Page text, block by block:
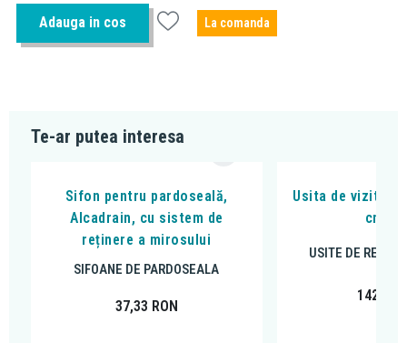
Adauga in cos La comanda
Te-ar putea interesa
Sifon pentru pardoseală,
Alcadrain, cu sistem de
reținere a mirosului
SIFOANE DE PARDOSEALA
37,33 RON
Usita de vizitare
cm,
USITE DE
142,42